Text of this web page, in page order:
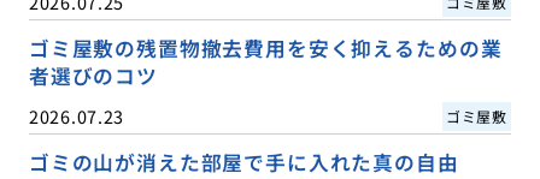
ゴミ屋敷の残置物撤去費用を安く抑えるための業
者選びのコツ
2026.07.23 ゴミ屋敷
ゴミの山が消えた部屋で手に入れた真の自由